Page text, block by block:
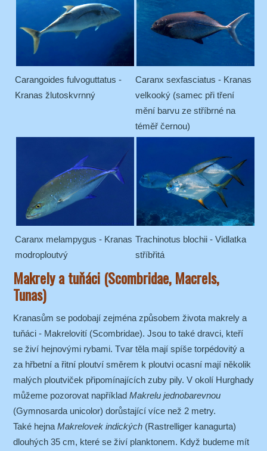
Carangoides fulvoguttatus -
Kranas žlutoskvrnný
Caranx sexfasciatus - Kranas
velkooký (samec při tření
mění barvu ze stříbrné na
téměř černou)
Caranx melampygus - Kranas
modroploutvý
Trachinotus blochii - Vidlatka
stříbřitá
Makrely a tuňáci (Scombridae, Macrels,
Tunas)
Kranasům se podobají zejména způsobem života makrely a
tuňáci - Makrelovití (Scombridae). Jsou to také dravci, kteří
se živí hejnovými rybami. Tvar těla mají spíše torpédovitý a
za hřbetní a řitní ploutví směrem k ploutvi ocasní mají několik
malých ploutviček připomínajících zuby pily. V okolí Hurghady
můžeme pozorovat například Makrelu jednobarevnou
(Gymnosarda unicolor) dorůstající více než 2 metry.
Také hejna Makrelovek indických (Rastrelliger kanagurta)
dlouhých 35 cm, které se živí planktonem. Když budeme mít